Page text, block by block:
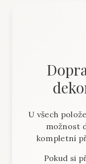
U všech
možnost
kompletní
Pokud si